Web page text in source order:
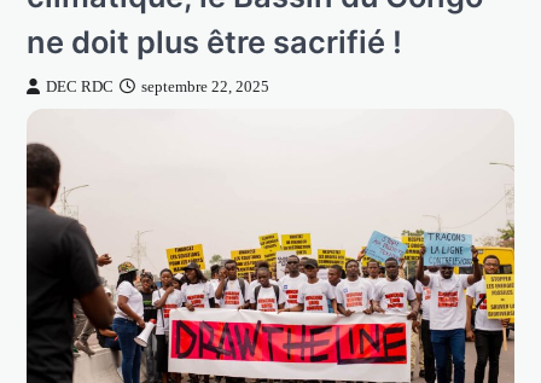
ne doit plus être sacrifié !
DEC RDC septembre 22, 2025